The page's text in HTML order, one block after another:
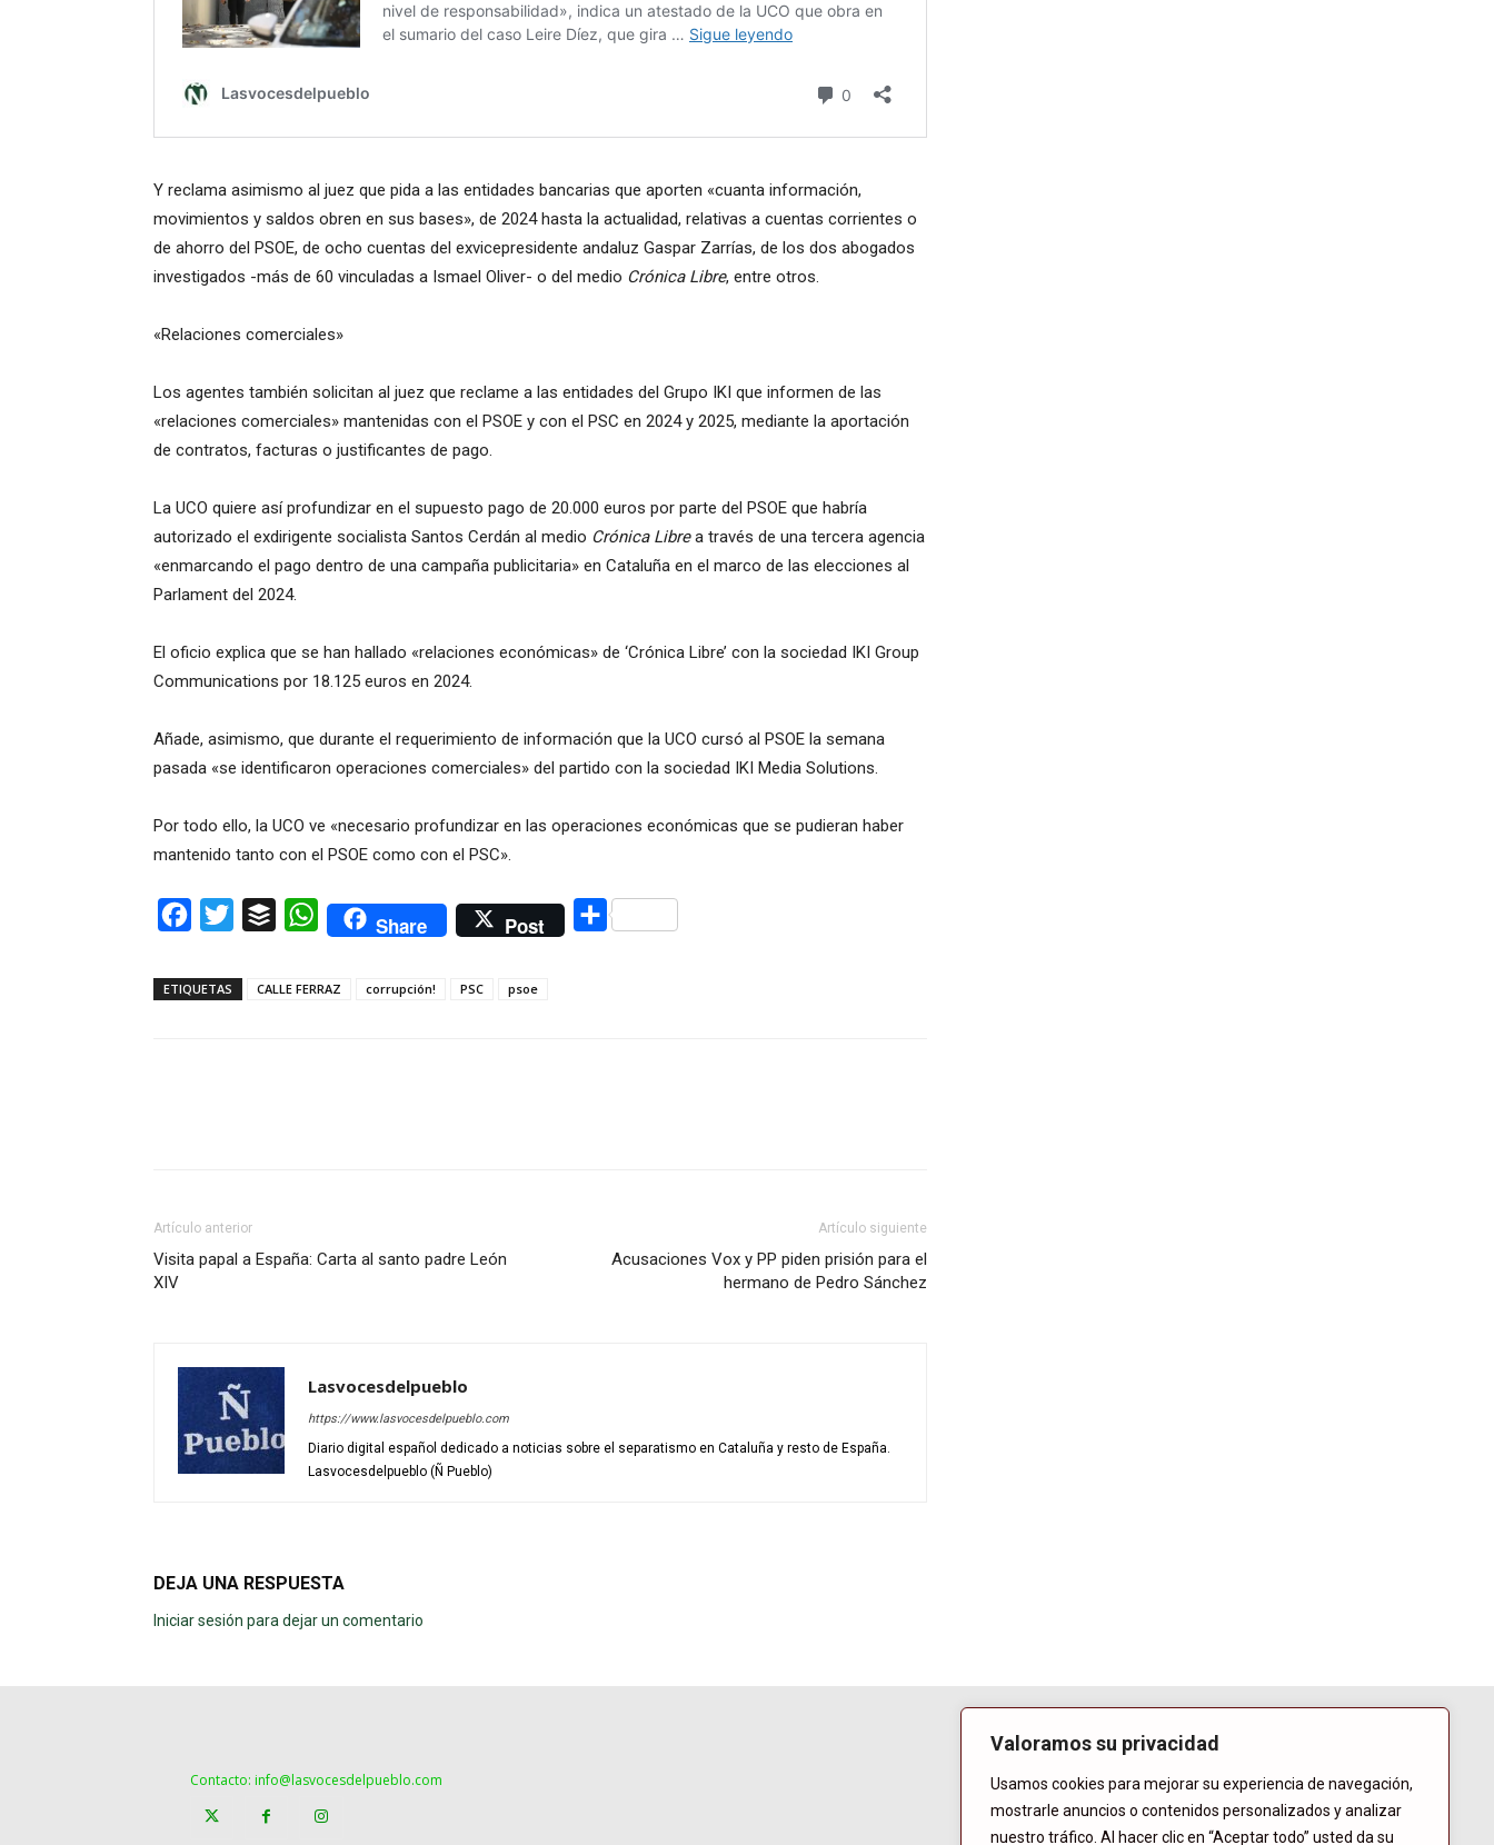
Valoramos su privacidad
Usamos cookies para mejorar su experiencia de navegación,
mostrarle anuncios o contenidos personalizados y analizar
nuestro tráfico. Al hacer clic en “Aceptar todo” usted da su
Y reclama asimismo al juez que pida a las entidades bancarias que aporten «cuanta información,
movimientos y saldos obren en sus bases», de 2024 hasta la actualidad, relativas a cuentas corrientes o
de ahorro del PSOE, de ocho cuentas del exvicepresidente andaluz Gaspar Zarrías, de los dos abogados
investigados -más de 60 vinculadas a Ismael Oliver- o del medio Crónica Libre, entre otros.
«Relaciones comerciales»
Los agentes también solicitan al juez que reclame a las entidades del Grupo IKI que informen de las
«relaciones comerciales» mantenidas con el PSOE y con el PSC en 2024 y 2025, mediante la aportación
de contratos, facturas o justificantes de pago.
La UCO quiere así profundizar en el supuesto pago de 20.000 euros por parte del PSOE que habría
autorizado el exdirigente socialista Santos Cerdán al medio Crónica Librea través de una tercera agencia
«enmarcando el pago dentro de una campaña publicitaria» en Cataluña en el marco de las elecciones al
Parlament del 2024.
El oficio explica que se han hallado «relaciones económicas» de ‘Crónica Libre’ con la sociedad IKI Group
Communications por 18.125 euros en 2024.
Añade, asimismo, que durante el requerimiento de información que la UCO cursó al PSOE la semana
pasada «se identificaron operaciones comerciales» del partido con la sociedad IKI Media Solutions.
Por todo ello, la UCO ve «necesario profundizar en las operaciones económicas que se pudieran haber
mantenido tanto con el PSOE como con el PSC».
Facebook
Twitter Buffer WhatsAppShare Post Compartir
ETIQUETAS CALLE FERRAZ corrupción! PSC psoe
Artículo anterior
Visita papal a España: Carta al santo padre León
XIV
Artículo siguiente
Acusaciones Vox y PP piden prisión para el
hermano de Pedro Sánchez
Lasvocesdelpueblo
https://www.lasvocesdelpueblo.com
Diario digital español dedicado a noticias sobre el separatismo en Cataluña y resto de España.
Lasvocesdelpueblo (Ñ Pueblo)
DEJA UNA RESPUESTA
Iniciar sesión para dejar un comentario
Contacto: info@lasvocesdelpueblo.com